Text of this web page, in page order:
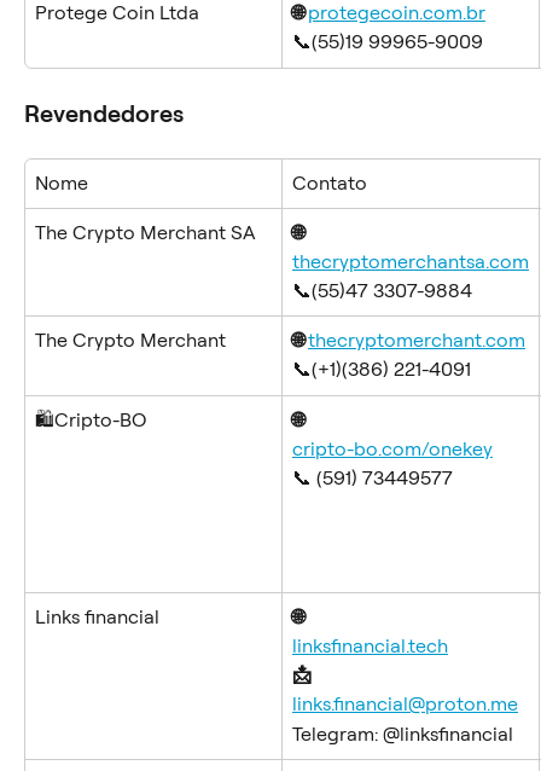
Protege Coin Ltda 🌐 protegecoin.com.br
📞(55)19 99965-9009
Revendedores
Nome Contato
The Crypto Merchant SA
🌐
thecryptomerchantsa.com
📞(55)47 3307-9884
The Crypto Merchant 🌐 thecryptomerchant.com
📞(+1)(386) 221-4091
🛍️Cripto-BO
🌐
cripto-bo.com/onekey
📞 (591) 73449577
Links financial
🌐
linksfinancial.tech
📩
links.financial@proton.me
Telegram: @linksfinancial